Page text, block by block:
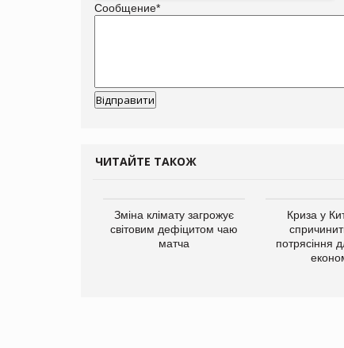
Сообщение*
ЧИТАЙТЕ ТАКОЖ
Зміна клімату загрожує
світовим дефіцитом чаю
матча
Криза у
потрясіння